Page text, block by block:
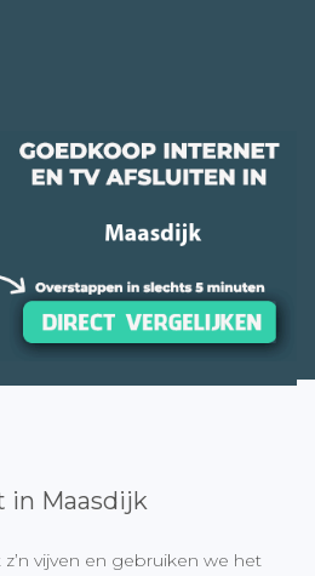
in Maasdijk
z’n vijven en gebruiken we het